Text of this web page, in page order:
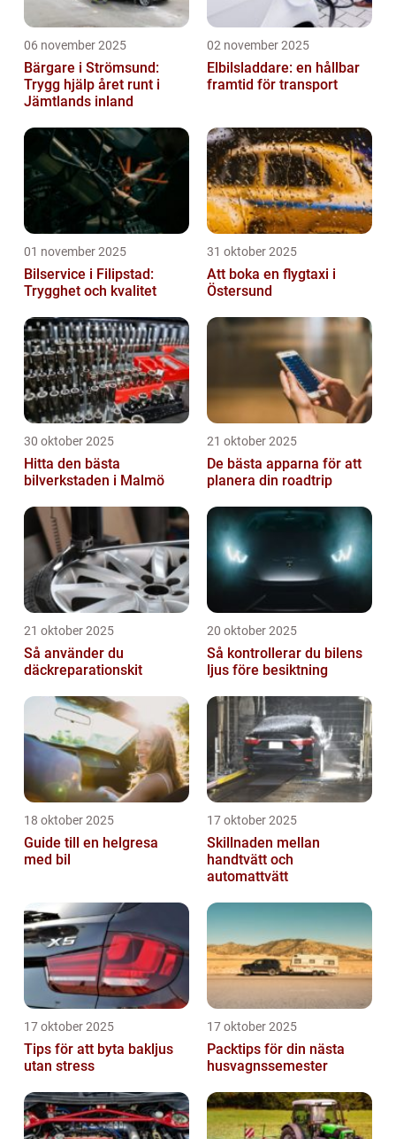
06 november 2025
Bärgare i Strömsund:
Trygg hjälp året runt i
Jämtlands inland
02 november 2025
Elbilsladdare: en hållbar
framtid för transport
01 november 2025
Bilservice i Filipstad:
Trygghet och kvalitet
31 oktober 2025
Att boka en flygtaxi i
Östersund
30 oktober 2025
Hitta den bästa
bilverkstaden i Malmö
21 oktober 2025
De bästa apparna för att
planera din roadtrip
21 oktober 2025
Så använder du
däckreparationskit
20 oktober 2025
Så kontrollerar du bilens
ljus före besiktning
18 oktober 2025
Guide till en helgresa
med bil
17 oktober 2025
Skillnaden mellan
handtvätt och
automattvätt
17 oktober 2025
Tips för att byta bakljus
utan stress
17 oktober 2025
Packtips för din nästa
husvagnssemester